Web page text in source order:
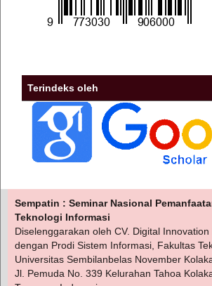
Terindeks oleh
Sempatin : Seminar Nasional
Teknologi Informasi
Diselenggarakan oleh CV. Digital
dengan Prodi Sistem Informasi, Fakultas
Universitas Sembilanbelas November
Jl. Pemuda No. 339 Kelurahan Tahoa